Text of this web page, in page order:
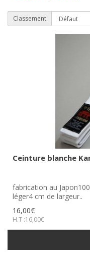
Classement
Ceinture blanche
fabrication au
léger4 cm de largeur..
16,00€
H.T :16,00€